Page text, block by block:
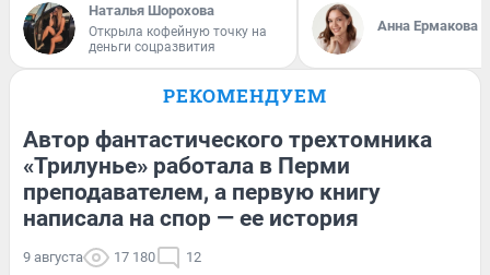
Наталья Шорохова
Открыла кофейную точку на
деньги соцразвития
Анна Ермакова
РЕКОМЕНДУЕМ
Автор фантастического трехтомника
«Трилунье» работала в Перми
преподавателем, а первую книгу
написала на спор — ее история
9 августа 17 180 12